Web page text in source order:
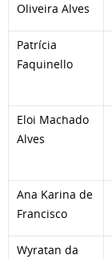
Oliveira Alves
Patrícia
Faquinello
Eloi Machado
Alves
Ana Karina de
Francisco
Wyratan da